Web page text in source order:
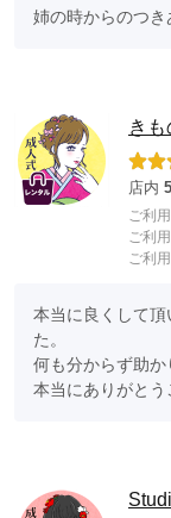
姉の時からのつき
きも
店内 5
ご利
ご利
ご利
本当に良くして
た。
何も分からず助か
本当にありがとう